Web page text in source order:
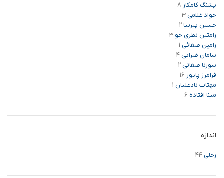
پشنگ کامکار 8
جواد غلامی 3
حسین پیرنیا2
رامتین نظری جو 3
رامین صفائی 1
سامان ضرابی 4
سورنا صفاتی 2
فرامرز پایور 16
مهتاب نادعلیان 1
مینا افتاده 6
اندازه
رحلی 44